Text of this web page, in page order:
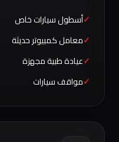
أسطول سيارات خاص
معامل كمبيوتر حديثة
عيادة طبية مجهزة
مواقف سيارات